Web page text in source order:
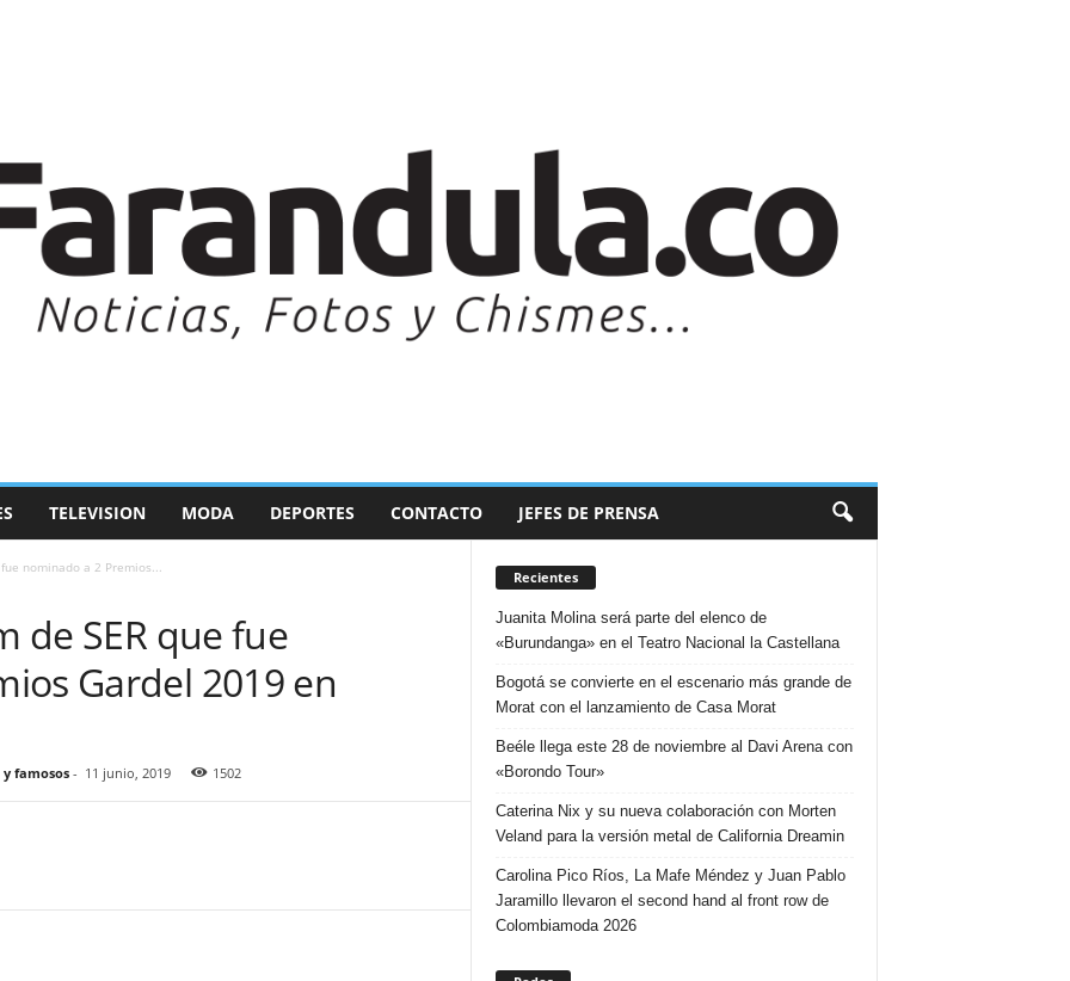
TELEVISION MODA DEPORTES CONTACTO JEFES DE PRENSA
nominado a 2 Premios...
de SER que fue
Gardel 2019 en
famosos- 11 junio, 2019 1502
Recientes
Juanita Molina será parte del elenco de
«Burundanga» en el Teatro Nacional la Castellana
Bogotá se convierte en el escenario más grande de
Morat con el lanzamiento de Casa Morat
Beéle llega este 28 de noviembre al Davi Arena con
«Borondo Tour»
Caterina Nix y su nueva colaboración con Morten
Veland para la versión metal de California Dreamin
Carolina Pico Ríos, La Mafe Méndez y Juan Pablo
Jaramillo llevaron el second hand al front row de
Colombiamoda 2026